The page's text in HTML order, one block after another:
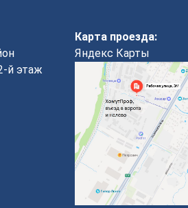
й этаж
Карта проезда:
Яндекс Карты